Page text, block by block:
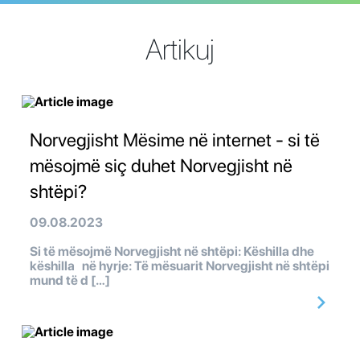
Artikuj
Norvegjisht Mësime në internet - si të
mësojmë siç duhet Norvegjisht në
shtëpi?
09.08.2023
Si të mësojmë Norvegjisht në shtëpi: Këshilla dhe
këshilla në hyrje: Të mësuarit Norvegjisht në shtëpi
mund të d […]